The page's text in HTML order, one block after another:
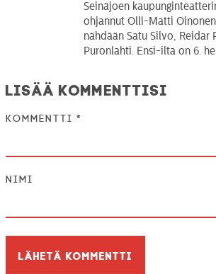
Seinäjoen
ohjannut Olli-Matti
nähdään Satu Silvo, Reidar
Puronlahti. Ensi-ilta on 6.
Lisää kommenttisi
Kommentti *
Nimi